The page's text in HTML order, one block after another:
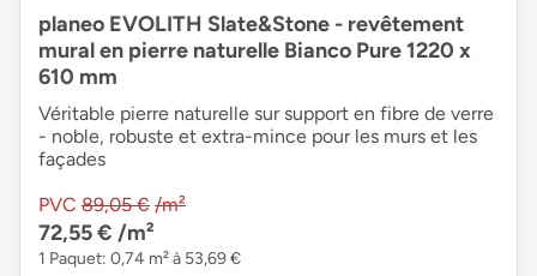
planeo EVOLITH Slate&Stone - revêtement
mural en pierre naturelle Bianco Pure 1220 x
610 mm
Véritable pierre naturelle sur support en fibre de verre
- noble, robuste et extra-mince pour les murs et les
façades
PVC 89,05 € /m²
72,55 € /m²
1 Paquet: 0,74 m² à 53,69 €